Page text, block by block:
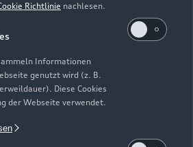
Richtlinie nachlesen.
Informationen
genutzt wird (z. B.
Diese Cookies
der Webseite verwendet.